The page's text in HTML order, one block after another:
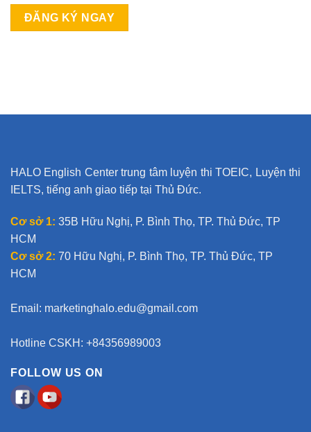
r
i
v
:
HALO English Center trung tâm luyện thi TOEIC, Luyện thi
IELTS, tiếng anh giao tiếp tại Thủ Đức.
Cơ sở 1: 35B Hữu Nghị, P. Bình Thọ, TP. Thủ Đức, TP
HCM
Cơ sở 2: 70 Hữu Nghị, P. Bình Thọ, TP. Thủ Đức, TP
HCM
Email: marketinghalo.edu@gmail.com
Hotline CSKH: +84356989003
FOLLOW US ON